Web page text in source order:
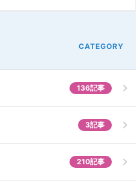
136記事
3記事
210記事